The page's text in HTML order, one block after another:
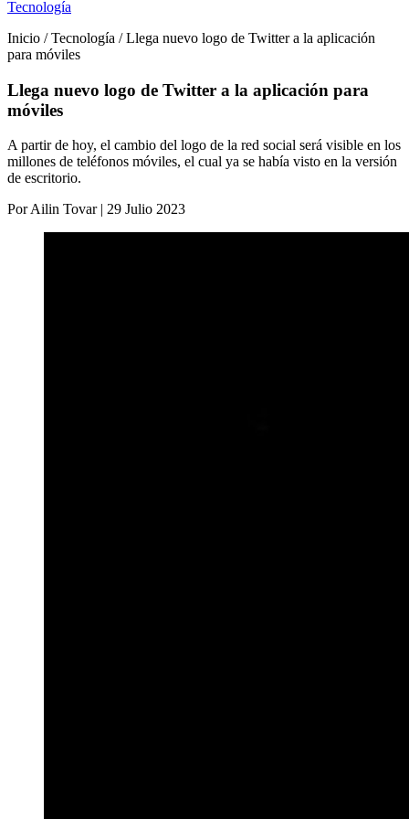
Tecnología
Inicio / Tecnología / Llega nuevo logo de Twitter a la aplicación
para móviles
Llega nuevo logo de Twitter a la aplicación para
móviles
A partir de hoy, el cambio del logo de la red social será visible en los
millones de teléfonos móviles, el cual ya se había visto en la versión
de escritorio.
Por Ailin Tovar | 29 Julio 2023